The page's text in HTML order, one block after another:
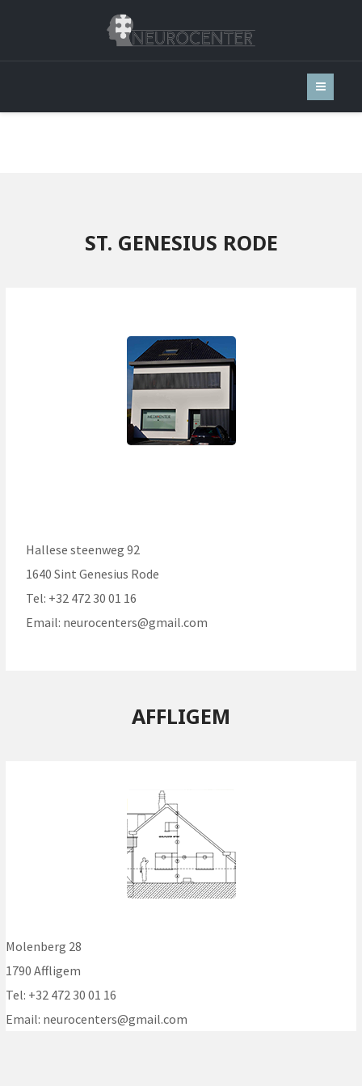
ST. GENESIUS RODE
Hallese steenweg 92
1640 Sint Genesius Rode
Tel: +32 472 30 01 16
Email: neurocenters@gmail.com
AFFLIGEM
Molenberg 28
1790 Affligem
Tel: +32 472 30 01 16
Email: neurocenters@gmail.com